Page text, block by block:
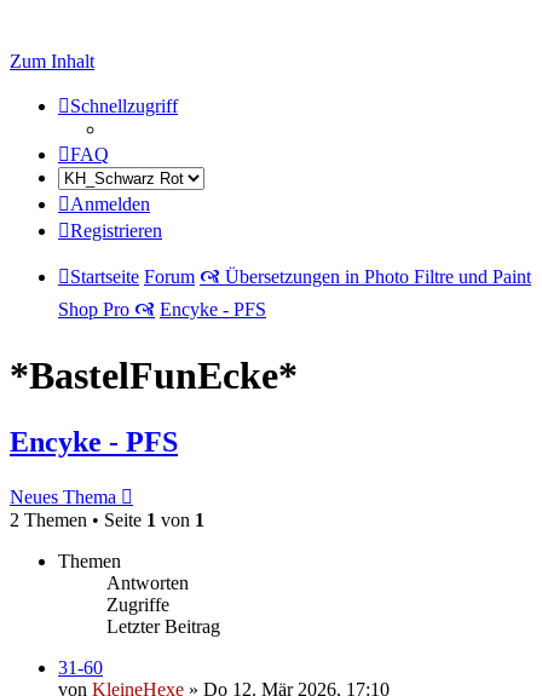
Zum Inhalt
Schnellzugriff
FAQ
Anmelden
Registrieren
Startseite Forum 🙧 Übersetzungen in Photo Filtre und Paint
Shop Pro 🙧 Encyke - PFS
*BastelFunEcke*
Encyke - PFS
Neues Thema
2 Themen • Seite 1 von 1
Themen
Antworten
Zugriffe
Letzter Beitrag
31-60
von KleineHexe » Do 12. Mär 2026, 17:10